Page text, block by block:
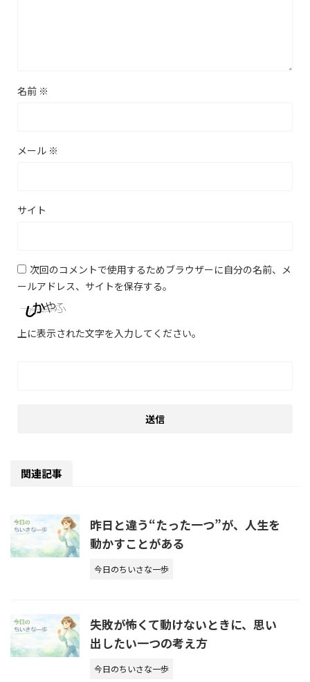
名前 ※
メール ※
サイト
次回のコメントで使用するためブラウザーに自分の名前、メ
ールアドレス、サイトを保存する。
上に表示された文字を入力してください。
関連記事
昨日と違う“たった一つ”が、人生を
動かすことがある
今日のちいさな一歩
失敗が怖くて動けないときに、思い
出したい一つの考え方
今日のちいさな一歩